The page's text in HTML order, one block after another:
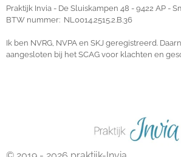
Praktijk Invia - De Sluiskampen 48 - 9422 AP -
BTW nummer: NL0014.2515.2.B.36
Ik ben NVRG, NVPA en SKJ geregistreerd.
aangesloten bij het SCAG voor klachten en